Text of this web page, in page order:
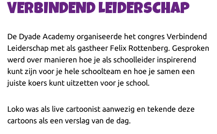
VERBINDEND LEIDERSCHAP
De Dyade Academy organiseerde het congres Verbindend
Leiderschap met als gastheer Felix Rottenberg. Gesproken
werd over manieren hoe je als schoolleider inspirerend
kunt zijn voor je hele schoolteam en hoe je samen een
juiste koers kunt uitzetten voor je school.
Loko was als live cartoonist aanwezig en tekende deze
cartoons als een verslag van de dag.